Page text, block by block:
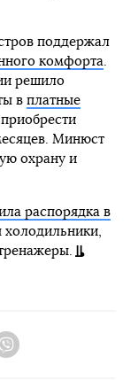
поддержал
комфорта
решило
в платные
Минюст
охрану и
распорядка в
холодильники,